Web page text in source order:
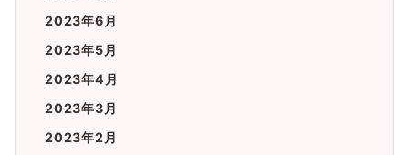
2023年6月
2023年5月
2023年4月
2023年3月
2023年2月